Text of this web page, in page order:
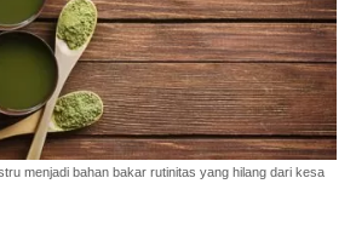
menjadi bahan bakar rutinitas yang hilang dari kesa